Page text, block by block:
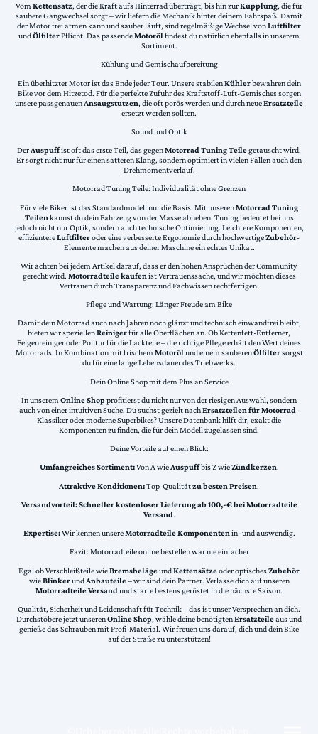
VomKettensatz, der die Kraft aufs Hinterrad überträgt, bis hin zurKupplung, die für
saubere Gangwechsel sorgt – wir liefern die Mechanik hinter deinem Fahrspaß. Damit
der Motor frei atmen kann und sauber läuft, sind regelmäßige Wechsel vonLuftfilter
undÖlfilterPflicht. Das passendeMotorölfindest du natürlich ebenfalls in unserem
Sortiment.
Kühlung und Gemischaufbereitung
Ein überhitzter Motor ist das Ende jeder Tour. Unsere stabilenKühlerbewahren dein
Bike vor dem Hitzetod. Für die perfekte Zufuhr des Kraftstoff-Luft-Gemisches sorgen
unsere passgenauenAnsaugstutzen, die oft porös werden und durch neueErsatzteile
ersetzt werden sollten.
Sound und Optik
DerAuspuffist oft das erste Teil, das gegenMotorrad Tuning Teilegetauscht wird.
Er sorgt nicht nur für einen satteren Klang, sondern optimiert in vielen Fällen auch den
Drehmomentverlauf.
Motorrad Tuning Teile: Individualität ohne Grenzen
Für viele Biker ist das Standardmodell nur die Basis. Mit unserenMotorrad Tuning
Teilen kannst du dein Fahrzeug von der Masse abheben. Tuning bedeutet bei uns
jedoch nicht nur Optik, sondern auch technische Optimierung. Leichtere Komponenten,
effizientereLuftfilteroder eine verbesserte Ergonomie durch hochwertigeZubehör-
Elemente machen aus deiner Maschine ein echtes Unikat.
Wir achten bei jedem Artikel darauf, dass er den hohen Ansprüchen der Community
gerecht wird. Motorradteile kaufen ist Vertrauenssache, und wir möchten dieses
Vertrauen durch Transparenz und Fachwissen rechtfertigen.
Pflege und Wartung: Länger Freude am Bike
Damit dein Motorrad auch nach Jahren noch glänzt und technisch einwandfrei bleibt,
bieten wir speziellenReinigerfür alle Oberflächen an. Ob Kettenfett-Entferner,
Felgenreiniger oder Politur für die Lackteile – die richtige Pflege erhält den Wert deines
Motorrads. In Kombination mit frischemMotorölund einem sauberenÖlfiltersorgst
du für eine lange Lebensdauer des Triebwerks.
Dein Online Shop mit dem Plus an Service
In unserem Online Shopprofitierst du nicht nur von der riesigen Auswahl, sondern
auch von einer intuitiven Suche. Du suchst gezielt nachErsatzteilen für Motorrad-
Klassiker oder moderne Superbikes? Unsere Datenbank hilft dir, exakt die
Komponenten zu finden, die für dein Modell zugelassen sind.
Deine Vorteile auf einen Blick:
Umfangreiches Sortiment:Von A wieAuspuffbis Z wieZündkerzen.
Attraktive Konditionen:Top-Qualitätzu besten Preisen.
Versandvorteil:Schneller kostenloser Lieferung ab 100,-€ bei Motorradteile
Versand.
Expertise:Wir kennen unsereMotorradteile Komponentenin- und auswendig.
Fazit: Motorradteile online bestellen war nie einfacher
Egal ob Verschleißteile wieBremsbelägeundKettensätzeoder optischesZubehör
wieBlinkerundAnbauteile– wir sind dein Partner. Verlasse dich auf unseren
Motorradteile Versand und starte bestens gerüstet in die nächste Saison.
Qualität, Sicherheit und Leidenschaft für Technik – das ist unser Versprechen an dich.
Durchstöbere jetzt unserenOnline Shop, wähle deine benötigtenErsatzteileaus und
genieße das Schrauben mit Profi-Material. Wir freuen uns darauf, dich und dein Bike
auf der Straße zu unterstützen!